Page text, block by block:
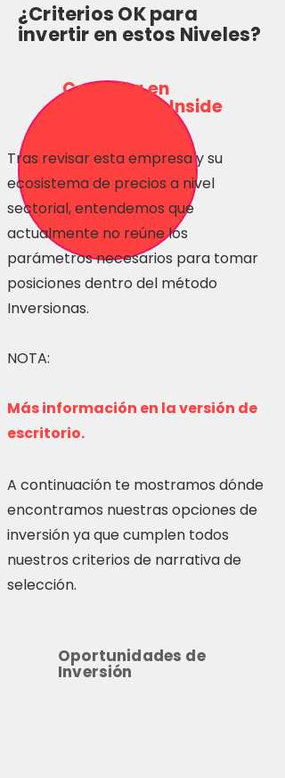
¿Criterios OK para
invertir en estos Niveles?
Consulta en
Inversionas Inside
Tras revisar esta empresa y su
ecosistema de precios a nivel
sectorial, entendemos que
actualmente no reúne los
parámetros necesarios para tomar
posiciones dentro del método
Inversionas.
NOTA:
Más información en la versión de
escritorio.
A continuación te mostramos dónde
encontramos nuestras opciones de
inversión ya que cumplen todos
nuestros criterios de narrativa de
selección.
Oportunidades de
Inversión